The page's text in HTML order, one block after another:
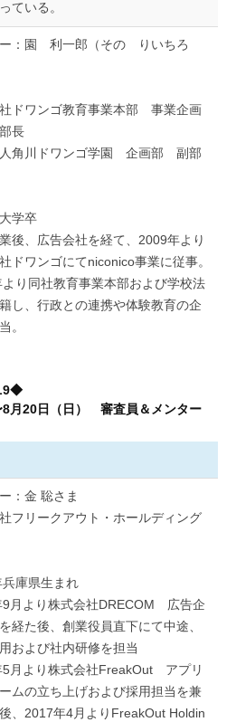
ている。
ー：園 利一郎（その りいちろ
ドワンゴ教育事業本部 事業企画
長
角川ドワンゴ学園 企画部 副部
学卒
後、広告会社を経て、2009年より
ドワンゴにてniconico事業に従事。
り同社教育事業本部および学校法
し、行政との連携や体験教育の企
。
8月20日（日） 審査員＆メンター
：金 聡さま
フリークアウト・ホールディング
庫県生まれ
9月より株式会社DRECOM 広告企
経た後、創業役員直下にて中途、
および社内研修を担当
5月より株式会社FreakOut アプリ
ムの立ち上げおよび採用担当を兼
、2017年4月よりFreakOut Holdin